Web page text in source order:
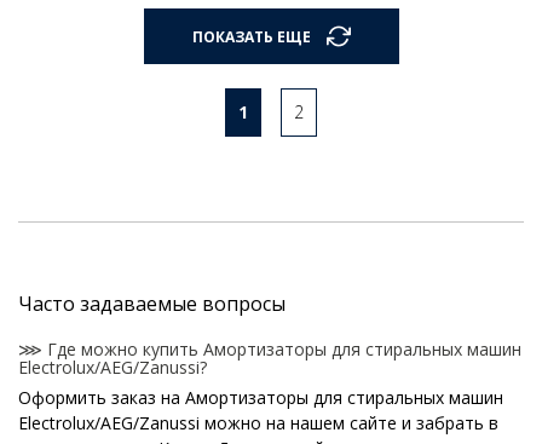
ПОКАЗАТЬ ЕЩЕ
1 2
Часто задаваемые вопросы
⋙ Где можно купить Амортизаторы для стиральных машин
Electrolux/AEG/Zanussi?
Оформить заказ на Амортизаторы для стиральных машин
Electrolux/AEG/Zanussi можно на нашем сайте и забрать в